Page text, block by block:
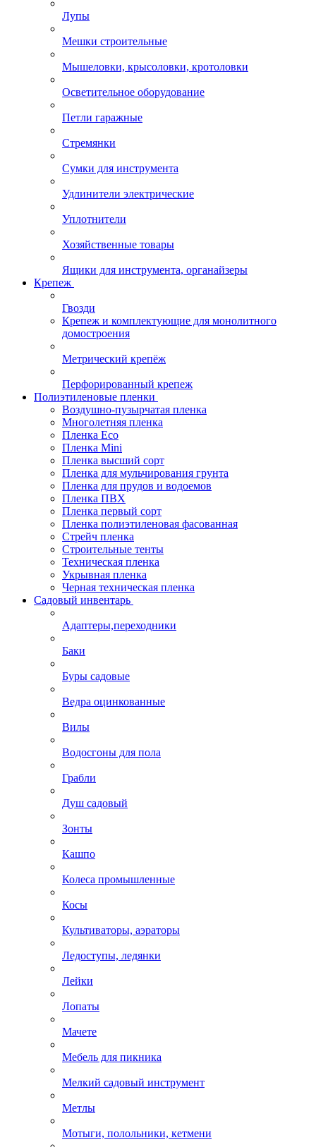
Лупы
Мешки строительные
Мышеловки, крысоловки, кротоловки
Осветительное оборудование
Петли гаражные
Стремянки
Сумки для инструмента
Удлинители электрические
Уплотнители
Хозяйственные товары
Ящики для инструмента, органайзеры
Крепеж
Гвозди
Крепеж и комплектующие для монолитного
домостроения
Метрический крепёж
Перфорированный крепеж
Полиэтиленовые пленки
Воздушно-пузырчатая пленка
Многолетняя пленка
Пленка Eco
Пленка Mini
Пленка высший сорт
Пленка для мульчирования грунта
Пленка для прудов и водоемов
Пленка ПВХ
Пленка первый сорт
Пленка полиэтиленовая фасованная
Стрейч пленка
Строительные тенты
Техническая пленка
Укрывная пленка
Черная техническая пленка
Садовый инвентарь
Адаптеры,переходники
Баки
Буры садовые
Ведра оцинкованные
Вилы
Водосгоны для пола
Грабли
Душ садовый
Зонты
Кашпо
Колеса промышленные
Косы
Культиваторы, аэраторы
Ледоступы, ледянки
Лейки
Лопаты
Мачете
Мебель для пикника
Мелкий садовый инструмент
Метлы
Мотыги, полольники, кетмени